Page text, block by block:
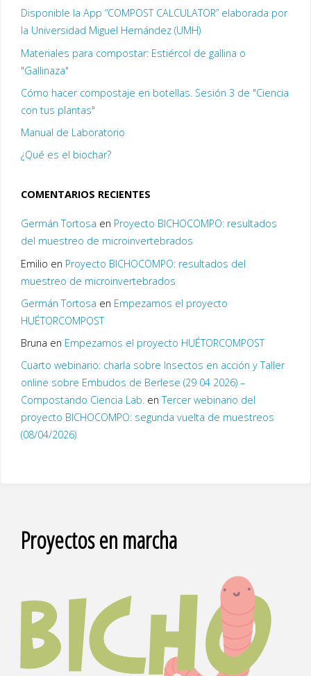
Disponible la App “COMPOST CALCULATOR” elaborada por
la Universidad Miguel Hernández (UMH)
Materiales para compostar: Estiércol de gallina o
"Gallinaza"
Cómo hacer compostaje en botellas. Sesión 3 de "Ciencia
con tus plantas"
Manual de Laboratorio
¿Qué es el biochar?
COMENTARIOS RECIENTES
Germán Tortosa en Proyecto BICHOCOMPO: resultados
del muestreo de microinvertebrados
Emilio en Proyecto BICHOCOMPO: resultados del
muestreo de microinvertebrados
Germán Tortosa en Empezamos el proyecto
HUÉTORCOMPOST
Bruna en Empezamos el proyecto HUÉTORCOMPOST
Cuarto webinario: charla sobre Insectos en acción y Taller
online sobre Embudos de Berlese (29 04 2026) –
Compostando Ciencia Lab.enTercer webinario del
proyecto BICHOCOMPO: segunda vuelta de muestreos
(08/04/2026)
Proyectos en marcha